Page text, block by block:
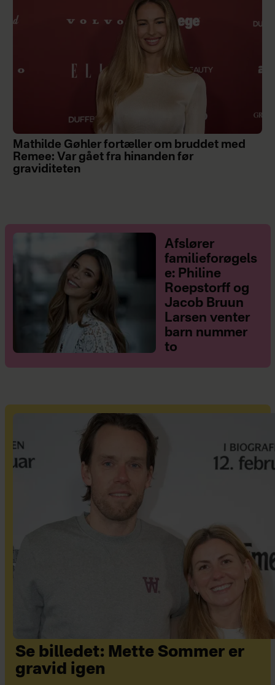
Mathilde Gøhler fortæller om bruddet med
Remee: Var gået fra hinanden før
graviditeten
Afslører
familieforøgels
e: Philine
Roepstorff og
Jacob Bruun
Larsen venter
barn nummer
to
Se billedet: Mette Sommer er
gravid igen